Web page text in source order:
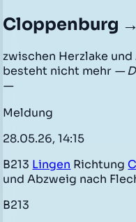
Cloppenburg
zwischen Herzlake
besteht nicht mehr —
—
Meldung
28.05.26, 14:15
B213 Lingen Richtung
und Abzweig nach
B213